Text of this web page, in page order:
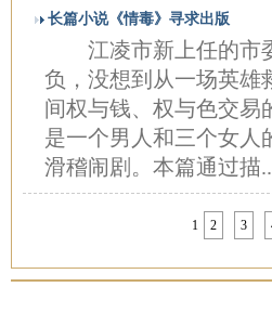
长篇小说《情毒》寻求出版
江凌市新上任的市委
负，没想到从一场英雄
间权与钱、权与色交
是一个男人和三个女人
滑稽闹剧。本篇通过描
1 2 3